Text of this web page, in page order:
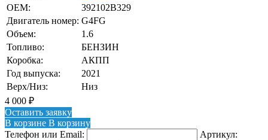
OEM:
392102B329
Двигатель номер: G4FG
Объем:
1.6
Топливо:
БЕНЗИН
Коробка:
АКПП
Год выпуска:
2021
Верх/Низ:
Низ
4 000 ₽
Оставить заявку
В корзине В корзину
Телефон или Email:
Артикул: